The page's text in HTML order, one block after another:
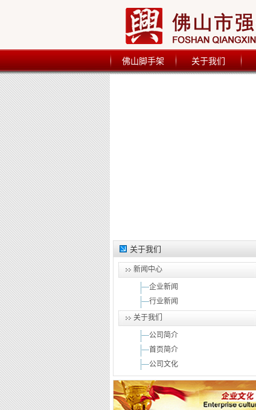
佛山脚手架 关于我们
关于我们
新闻中心
企业新闻
行业新闻
关于我们
公司简介
首页简介
公司文化